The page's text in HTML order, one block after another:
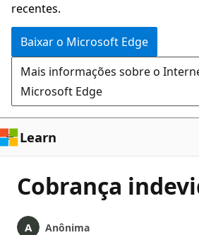
recentes.
Baixar o Microsoft Edge
Mais informações sobre o
Microsoft Edge
Learn
Cobrança
Anônima